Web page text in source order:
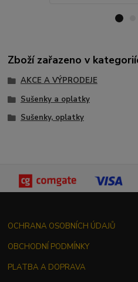
Zboží zařazeno v
AKCE A VÝPRODEJE
Sušenky a oplatky
Sušenky, oplatky
OCHRANA OSOBNÍCH ÚDAJŮ
OBCHODNÍ PODMÍNKY
PLATBA A DOPRAVA